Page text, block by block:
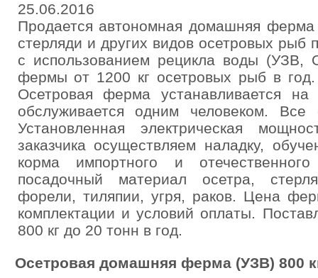
25.06.2016
Продается автономная домашняя
стерляди и других видов осетровых рыб
с использованием рецикла воды (УЗВ,
фермы от 1200 кг осетровых рыб в
Осетровая ферма устанавливается
обслуживается одним человеком.
Установленная электрическая
заказчика осуществляем наладку,
корма импортного и
посадочный материал осетра,
форели, тиляпии, угря, раков. Цена
комплектации и условий оплаты.
800 кг до 20 тонн в год.
Осетровая домашняя ферма (УЗВ) 800